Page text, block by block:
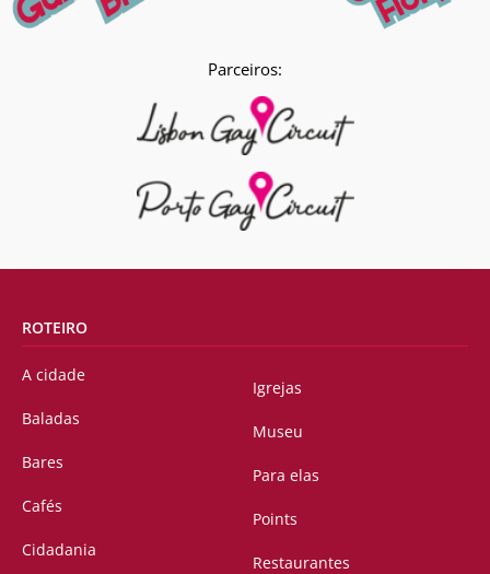
Parceiros:
ROTEIRO
A cidade
Baladas
Bares
Cafés
Cidadania
Igrejas
Museu
Para elas
Points
Restaurantes